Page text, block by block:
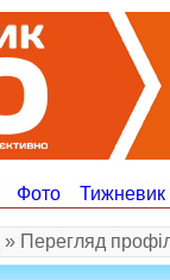
Фото
» Перегляд